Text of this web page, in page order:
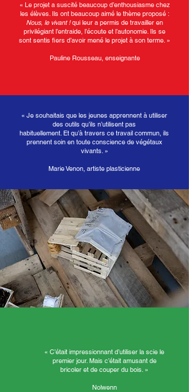
« Le projet a suscité beaucoup d’enthousiasme chez
les élèves. Ils ont beaucoup aimé le thème proposé :
Nous, le vivant !qui leur a permis de travailler en
privilégiant l’entraide, l’écoute et l’autonomie. Ils se
sont sentis fiers d’avoir mené le projet à son terme. »
Pauline Rousseau, enseignante
« Je souhaitais que les jeunes apprennent à utiliser
des outils qu’ils n’utilisent pas
habituellement. Et qu’à travers ce travail commun, ils
prennent soin en toute conscience de végétaux
vivants. »
Marie Venon, artiste plasticienne
« C’était impressionnant d’utiliser la scie le
premier jour. Mais c’était amusant de
bricoler et de couper du bois. »
Nolwenn